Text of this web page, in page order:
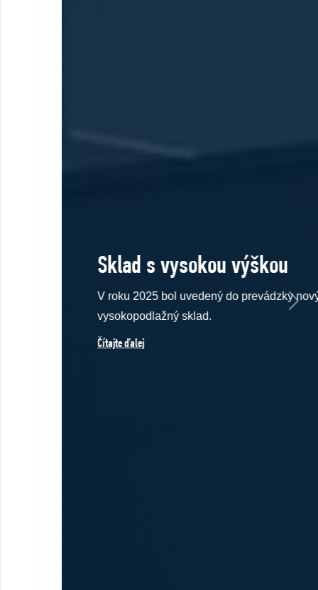
Sklad s vysokou výškou
V roku 2025 bol uvedený do prevádzky nový
vysokopodlažný sklad.
Čítajte ďalej
Next